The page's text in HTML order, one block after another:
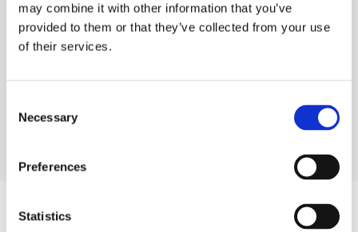
may combine it with other information that you’ve
provided to them or that they’ve collected from your use
of their services.
Selection
Necessary
Preferences
Statistics
A3
A4
ЗАПЧАСТИНИ ДО AUDI Q7